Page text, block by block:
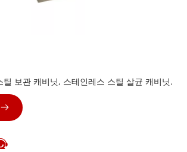
틸 보관 캐비닛, 스테인레스 스틸 살균 캐비닛.